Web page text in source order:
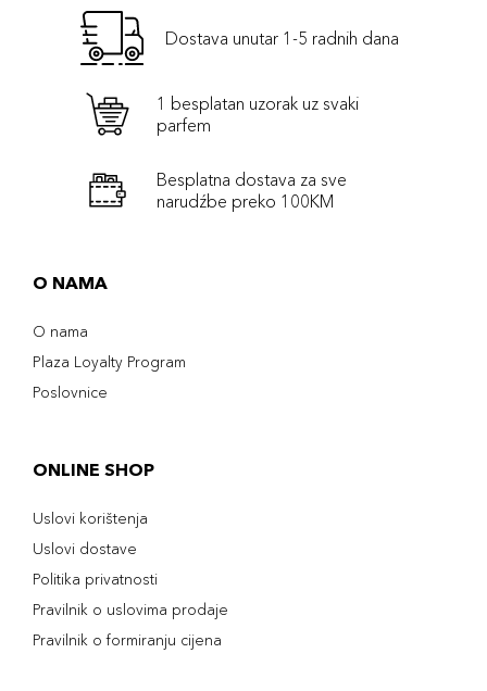
Dostava unutar 1-5 radnih dana
1 besplatan uzorak uz svaki
parfem
Besplatna dostava za sve
narudźbe preko 100KM
O NAMA
O nama
Plaza Loyalty Program
Poslovnice
ONLINE SHOP
Uslovi korištenja
Uslovi dostave
Politika privatnosti
Pravilnik o uslovima prodaje
Pravilnik o formiranju cijena